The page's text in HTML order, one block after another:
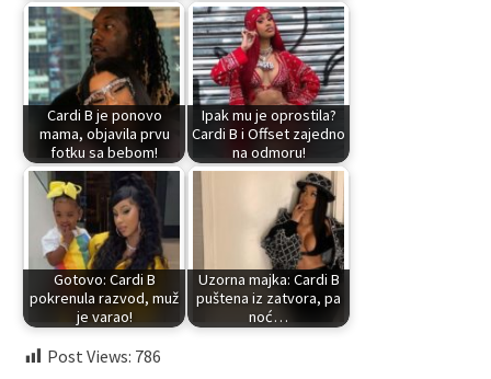
Cardi B je ponovo
mama, objavila prvu
fotku sa bebom!
Ipak mu je oprostila?
Cardi B i Offset zajedno
na odmoru!
Gotovo: Cardi B
pokrenula razvod, muž
je varao!
Uzorna majka: Cardi B
puštena iz zatvora, pa
noć…
Post Views: 786